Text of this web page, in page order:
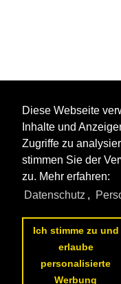
Diese Webseite
Inhalte und
Zugriffe zu
stimmen Sie der
zu. Mehr erfahren:
Datenschutz ,
Ich stimme zu und
erlaube
personalisierte
Werbung